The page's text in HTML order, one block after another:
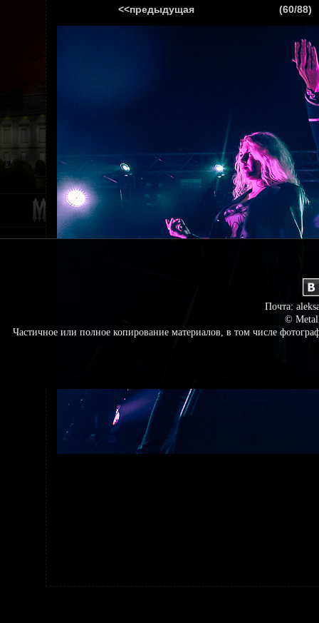
ГЛАВНАЯ
<<предыдущая (60/88)
Почта:
©
Частичное или полное копирование материалов, в том числе